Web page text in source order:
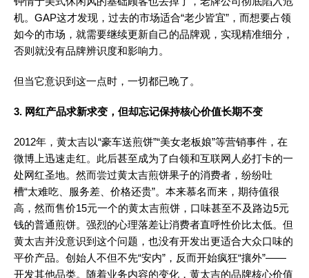
机。GAP这才发现，过去的市场适合“老少皆宜”，而想要占领
如今的市场，就需要继续更新自己的品牌观，实现精准细分，
否则就没有品牌辨识度和影响力。
但当它意识到这一点时，一切都已晚了。
3. 网红产品求新求变，但却忘记保持核心价值长期不变
2012年，黄太吉以“豪车送煎饼”“美女老板娘”等营销事件，在
微博上迅速走红。此后甚至成为了白领和互联网人必打卡的一
处网红圣地。然而尝过黄太吉煎饼果子的消费者，纷纷吐
槽“太难吃、服务差、价格还贵”。本来慕名而来，期待值很
高，然而售价15元一个的黄太吉煎饼，口味甚至不及路边5元
钱的普通煎饼。强烈的心理落差让消费者直呼性价比太低。但
黄太吉并没意识到这个问题，也没有开发出更适合大众口味的
平价产品。创始人不但不先“安内”，反而开始疯狂“攘外”——
开发其他品类。随着业务内容的变化，黄太吉的品牌核心价值